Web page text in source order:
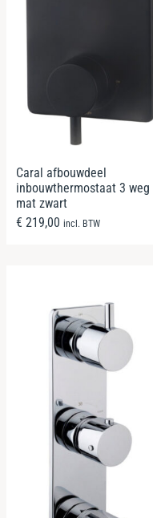
Caral afbouwdeel
inbouwthermostaat 3 weg
mat zwart
€ 219,00 incl. BTW